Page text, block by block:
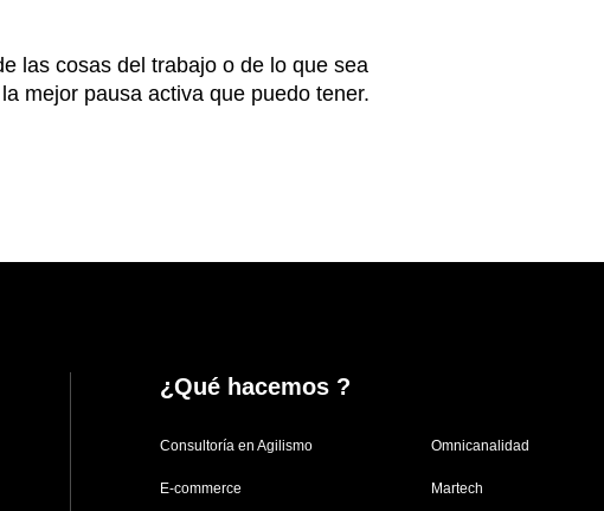
las cosas del trabajo o de lo que sea
mejor pausa activa que puedo tener.
¿Qué hacemos ?
Consultoría en Agilismo
E-commerce
Omnicanalidad
Martech